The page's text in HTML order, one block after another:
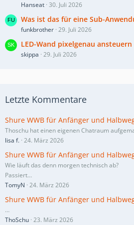
Hanseat 30. Juli 2026
Was ist das für eine Sub-
funkbrother 29. Juli 2026
LED-Wand pixelgenau ansteuern
skippa 29. Juli 2026
Letzte Kommentare
Shure WWB für Anfänger und
Thoschu hat einen eigenen Chatraum
lisa f. 24. März 2026
Shure WWB für Anfänger und
Wie läuft das denn morgen technisch ab?
Passiert…
TomyN 24. März 2026
Shure WWB für Anfänger und
…
ThoSchu 23. März 2026